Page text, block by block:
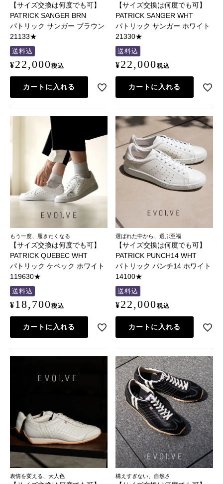
【サイズ交換は何度でも可】
PATRICK SANGER BRN
パトリック サンガー ブラウン
21133★
送料込
¥22,000税込
カートに入れる
【サイズ交換は何度でも可】
PATRICK SANGER WHT
パトリック サンガー ホワイト
21330★
送料込
¥22,000税込
カートに入れる
もう一度、履きたくなる
【サイズ交換は何度でも可】
PATRICK QUEBEC WHT
パトリック ケベック ホワイト
119630★
送料込
¥ 18,700税込
カートに入れる
選ばれた中から、選ぶ至福
【サイズ交換は何度でも可】
PATRICK PUNCH14 WHT
パトリック パンチ14 ホワイト
14100★
送料込
¥22,000税込
カートに入れる
表情を変える、大人色 構えすぎない、自然さ